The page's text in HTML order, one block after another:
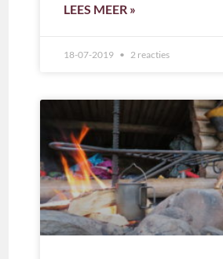
LEES MEER »
18-07-2019 2 reacties